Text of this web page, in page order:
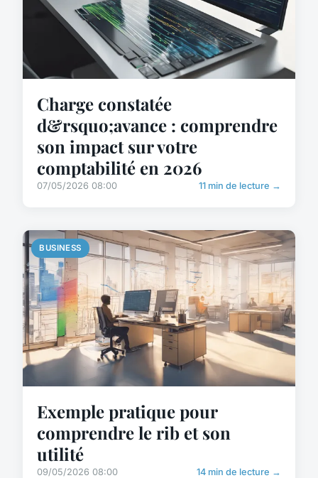
Charge constatée
d&rsquo;avance : comprendre
son impact sur votre
comptabilité en 2026
07/05/2026 08:00 11 min de lecture →
BUSINESS
Exemple pratique pour
comprendre le rib et son
utilité
09/05/2026 08:00 14 min de lecture →